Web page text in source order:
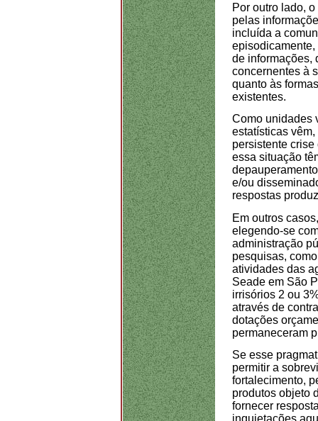
Por outro lado,
pelas
incluída a
episodicamente,
de informações,
concernentes à
quanto às
existentes.
Como unidades
estatísticas
persistente
essa situação
e/ou
respostas
Em outros
elegendo-se
administração
pesquisas,
atividades das
Seade em São
irrisórios 2 ou
através de
dotações
permaneceram
Se esse
permitir a
fortalecimento,
produtos objeto
fornecer
inquietações